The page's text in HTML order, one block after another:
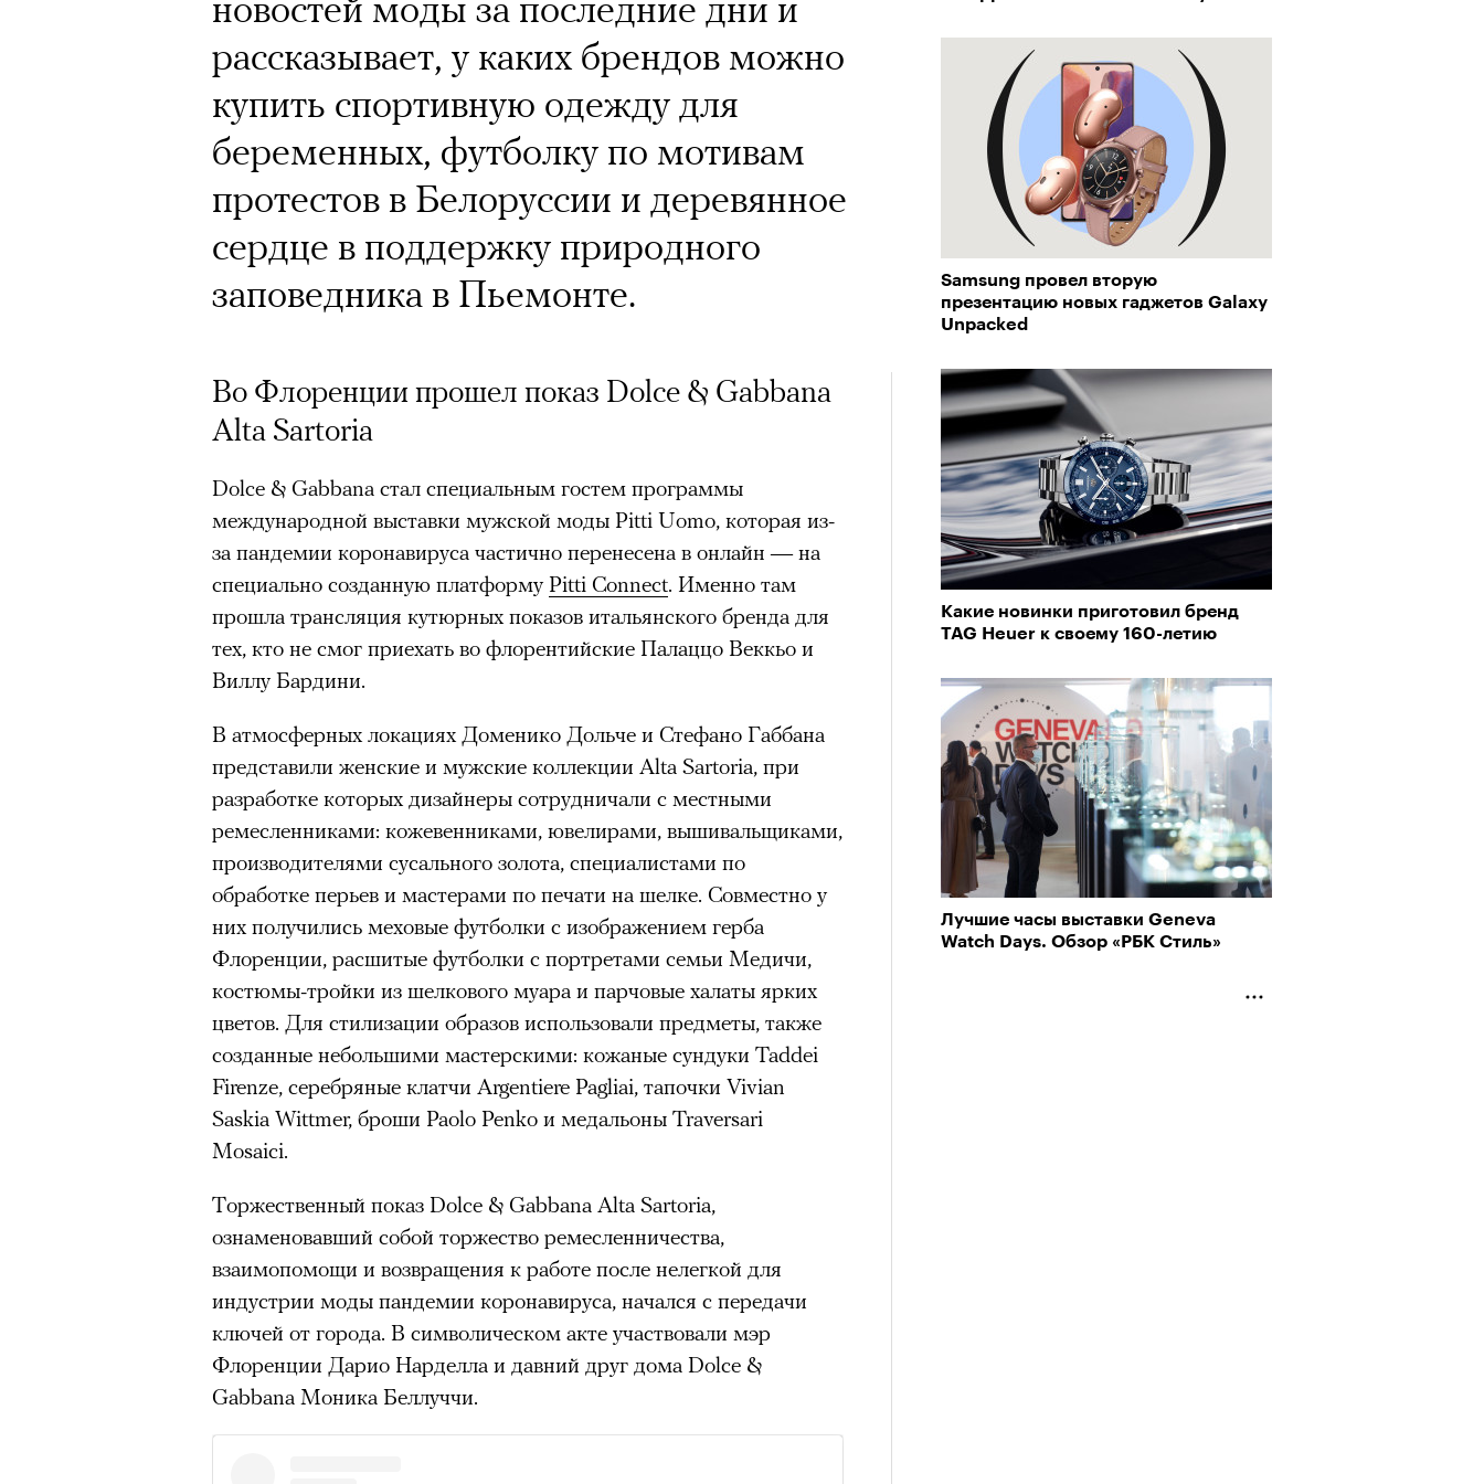
Samsung провел вторую
презентацию новых гаджетов Galaxy
Unpacked
Какие новинки приготовил бренд
TAG Heuer к своему 160-летию
Лучшие часы выставки Geneva
Watch Days. Обзор «РБК Стиль»
провели первую резиденцию
рассказывает, у каких брендов можно
купить спортивную одежду для
беременных, футболку по мотивам
протестов в Белоруссии и деревянное
сердце в поддержку природного
заповедника в Пьемонте.
Во Флоренции прошел показ Dolce & Gabbana
Alta Sartoria
Dolce & Gabbana стал специальным гостем программы
международной выставки мужской моды Pitti Uomo, которая из-
за пандемии коронавируса частично перенесена в онлайн — на
специально созданную платформуPitti Connect. Именно там
прошла трансляция кутюрных показов итальянского бренда для
тех, кто не смог приехать во флорентийские Палаццо Веккьо и
Виллу Бардини.
В атмосферных локациях Доменико Дольче и Стефано Габбана
представили женские и мужские коллекции Alta Sartoria, при
разработке которых дизайнеры сотрудничали с местными
ремесленниками: кожевенниками, ювелирами, вышивальщиками,
производителями сусального золота, специалистами по
обработке перьев и мастерами по печати на шелке. Совместно у
них получились меховые футболки с изображением герба
Флоренции, расшитые футболки с портретами семьи Медичи,
костюмы-тройки из шелкового муара и парчовые халаты ярких
цветов. Для стилизации образов использовали предметы, также
созданные небольшими мастерскими: кожаные сундуки Taddei
Firenze, серебряные клатчи Argentiere Pagliai, тапочки Vivian
Saskia Wittmer, броши Paolo Penko и медальоны Traversari
Mosaici.
Торжественный показ Dolce & Gabbana Alta Sartoria,
ознаменовавший собой торжество ремесленничества,
взаимопомощи и возвращения к работе после нелегкой для
индустрии моды пандемии коронавируса, начался с передачи
ключей от города. В символическом акте участвовали мэр
Флоренции Дарио Нарделла и давний друг дома Dolce &
Gabbana Моника Беллуччи.
Локарно-2025: объединение двух
Корей и мир, в котором нет
взрослых
Локарно-2025: перестрелки в
бассейне и горизонтальные танцы в
первых показах на остросоциальные
темы
Подписывайтесь на телеграм-канал «РБК Стиль»
«Бумажный тигр» Джеймса Грэя
«Охота» Уэйна Вапимуквы
список»
«Зеленые глаза» Фанни Лиатар и Жереми
Труиля
Фестиваль открылся с намеком на политическую актуальность —
показом на огромном экране Пьяццы Гранде
Verts) режиссерского дуэта Фанни Лиатар и Жереми Труиля.
Прошлая их кинолента «Гагарин» — отнюдь не байопик первого
космонавта в мире, а хроника сноса многоквартирного
комплекса на парижской окраине, которому было присвоено его
имя.
Новый фильм уступает «Гагарину» в оригинальности: мы уже
видели кино про детей из эмигрантских семей (даже
российских), которые впадали в кому. В этом случае проблема со
здоровьем касается синдрома
отстраненности, или резигнации, —
редкого психогенного заболевания, при котором подросток под
воздействием тяжелейшего стресса полностью уходит в себя,
перестает двигаться, говорить, есть и реагировать на внешний
Алами), братом главной героини Шаи (Дуа Бутарбуш
М’Зауки), когда их родителям отказали в получении вида на
жительство в одной из благополучных европейских стран.
Безутешная Шая пытается пробудить Нура к жизни:
наглотавшись таблеток, проникает в его ужасные сны, в которых
их мать тонет при переправе в Европу.